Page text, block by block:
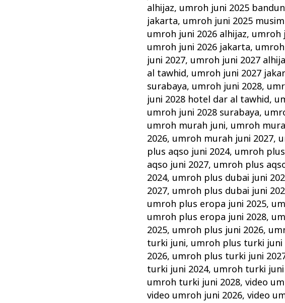
alhijaz, umroh juni 2025
jakarta, umroh juni 2025
umroh juni 2026 alhijaz, umroh
umroh juni 2026 jakarta,
juni 2027, umroh juni 2027
al tawhid, umroh juni 2027
surabaya, umroh juni 2028,
juni 2028 hotel dar al tawhid,
umroh juni 2028 surabaya,
umroh murah juni, umroh
2026, umroh murah juni 2027,
plus aqso juni 2024, umroh
aqso juni 2027, umroh plus
2024, umroh plus dubai juni
2027, umroh plus dubai juni
umroh plus eropa juni 2025,
umroh plus eropa juni 2028,
2025, umroh plus juni 2026,
turki juni, umroh plus turki juni
2026, umroh plus turki juni
turki juni 2024, umroh turki juni
umroh turki juni 2028,video
video umroh juni 2026,video